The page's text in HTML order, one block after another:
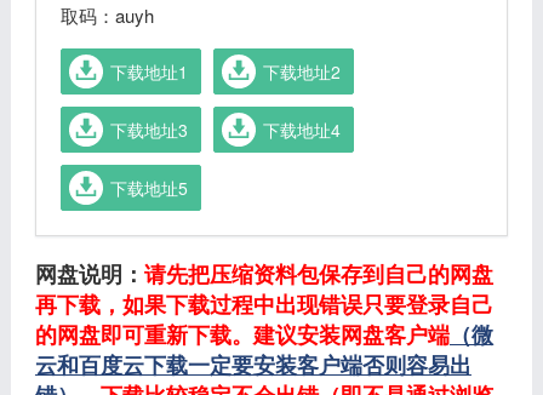
取码：auyh
下载地址1 下载地址2
下载地址3 下载地址4
下载地址5
网盘说明： 请先把压缩资料包保存到自己的网盘
再下载，如果下载过程中出现错误只要登录自己
的网盘即可重新下载。建议安装网盘客户端（微
云和百度云下载一定要安装客户端否则容易出